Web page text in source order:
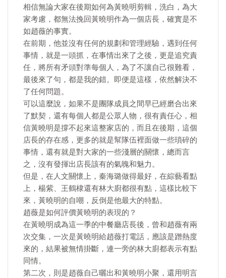
相信無論大家在後期如何為黃曉明剪輯，洗白，為大
家考慮，都無法挽回黃曉明作為一個店長，確實是不
如趙薇的事實。
在前期，他並沒有任何的規劃和管理經驗，遇到任何
事情，就是一頭抓，在事情出來了之後，更是追究責
任，將所有矛頭對準每個人，為了不讓自己很難看，
最後來了句，都是我的錯。即便是這樣，依然解決不
了任何問題。
可以這麼說，如果不是團隊成員之間早已經磨合出來
了默契，還有每個人都是公眾人物，很有責任心，相
信黃曉明是撐不起來這整家店的，而且在後期，這個
店長的存在感，更多的就是幫隊伍裡面做一些瑣碎的
事情，還有就是對大家的一些淺層的關懷，總而言
之，沒有發揮出店長該有的氣魄和魅力。
但是，在人文關懷上，秦海璐做得最好，在綜藝看點
上，楊紫、王鶴棣還有林大廚都很有點，這樣比較下
來，黃曉明的自嘲，反倒是他最大的特點。
趙薇是如何評價黃曉明的表現的？
在黃曉明成為這一季的中餐廳店長後，曾和趙薇有兩
次交集，一次是黃曉明給趙薇打電話，應該是蹭熱度
來的，結果被無情掛斷，連一旁的林大廚都表示有點
同情。
第二次，則是趙薇自己曬出和黃曉明小聚，還用明言